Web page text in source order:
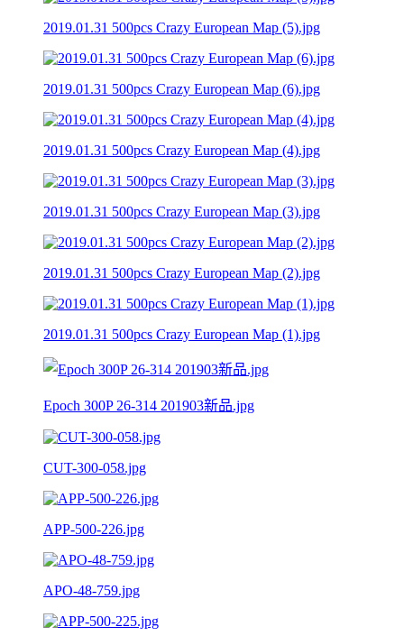
2019.01.31 500pcs Crazy European Map (5).jpg
2019.01.31 500pcs Crazy European Map (6).jpg
2019.01.31 500pcs Crazy European Map (4).jpg
2019.01.31 500pcs Crazy European Map (3).jpg
2019.01.31 500pcs Crazy European Map (2).jpg
2019.01.31 500pcs Crazy European Map (1).jpg
Epoch 300P 26-314 201903新品.jpg
CUT-300-058.jpg
APP-500-226.jpg
APO-48-759.jpg